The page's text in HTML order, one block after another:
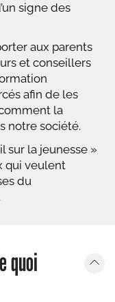
signe des
aux parents
et conseillers
afin de les
la
notre société.
sur la jeunesse »
qui veulent
du
quoi